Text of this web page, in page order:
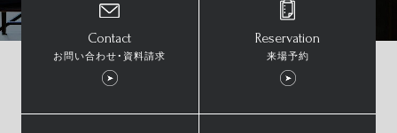
Contact
お問い合わせ・資料請求
Reservation
来場予約